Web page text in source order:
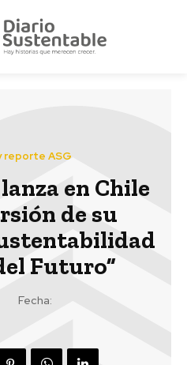
reporte ASG
en Chile
de su
Futuro”
Fecha: